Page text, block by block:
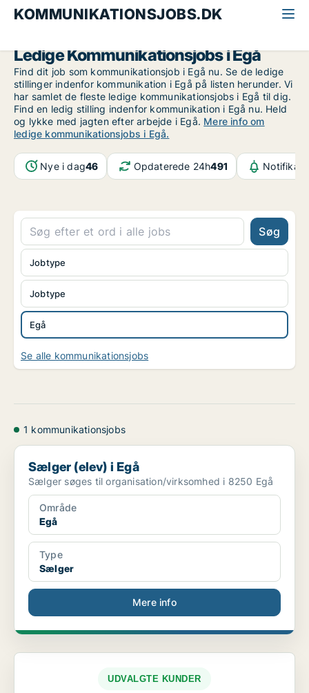
KOMMUNIKATIONSJOBS.DK
Ledige Kommunikationsjobs i Egå
Find dit job som kommunikationsjob i Egå nu. Se de ledige
stillinger indenfor kommunikation i Egå på listen herunder. Vi
har samlet de fleste ledige kommunikationsjobs i Egå til dig.
Find en ledig stilling indenfor kommunikation i Egå nu. Held
og lykke med jagten efter arbejde i Egå. Mere info om
ledige kommunikationsjobs i Egå.
Nye i dag46 Opdaterede 24h491
Søg
Jobtype
Egå
Jobtype
Se alle kommunikationsjobs
1 kommunikationsjobs
Sælger (elev) i Egå
Sælger (elev) i Egå
Sælger søges til organisation/virksomhed i 8250 Egå
Område
Egå
Type
Sælger
Mere info
UDVALGTE KUNDER